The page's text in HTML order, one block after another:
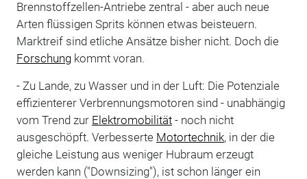
Brennstoffzellen-Antriebe zentral - aber auch neue
Arten flüssigen Sprits können etwas beisteuern.
Marktreif sind etliche Ansätze bisher nicht. Doch die
Forschungkommt voran.
- Zu Lande, zu Wasser und in der Luft: Die Potenziale
effizienterer Verbrennungsmotoren sind - unabhängig
vom Trend zur Elektromobilität- noch nicht
ausgeschöpft. Verbesserte Motortechnik, in der die
gleiche Leistung aus weniger Hubraum erzeugt
werden kann ("Downsizing"), ist schon länger ein